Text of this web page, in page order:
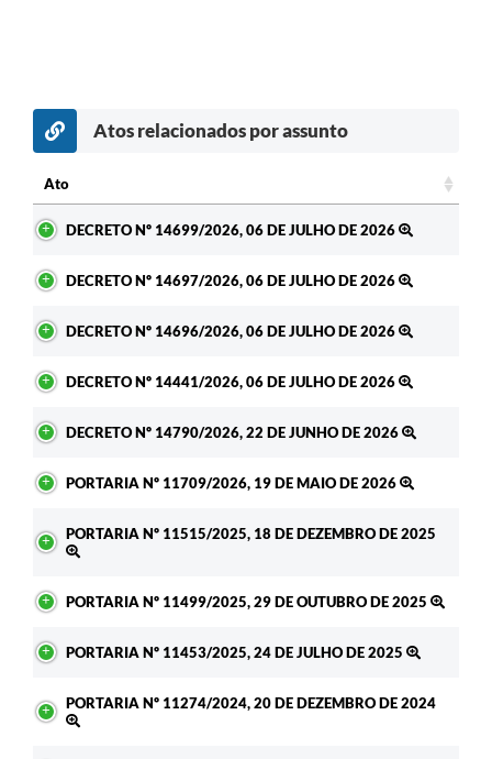
Atos relacionados por assunto
Ato
DECRETO Nº 14699/2026, 06 DE JULHO DE 2026
DECRETO Nº 14697/2026, 06 DE JULHO DE 2026
DECRETO Nº 14696/2026, 06 DE JULHO DE 2026
DECRETO Nº 14441/2026, 06 DE JULHO DE 2026
DECRETO Nº 14790/2026, 22 DE JUNHO DE 2026
PORTARIA Nº 11709/2026, 19 DE MAIO DE 2026
PORTARIA Nº 11515/2025, 18 DE DEZEMBRO DE 2025
PORTARIA Nº 11499/2025, 29 DE OUTUBRO DE 2025
PORTARIA Nº 11453/2025, 24 DE JULHO DE 2025
PORTARIA Nº 11274/2024, 20 DE DEZEMBRO DE 2024